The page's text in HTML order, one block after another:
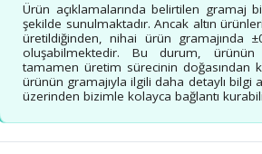
Ürün açıklamalarında belirtilen gramaj
şekilde sunulmaktadır. Ancak altın
üretildiğinden, nihai ürün gramajında
oluşabilmektedir. Bu durum,
tamamen üretim sürecinin doğasından
ürünün gramajıyla ilgili daha detaylı bilgi
üzerinden bizimle kolayca bağlantı